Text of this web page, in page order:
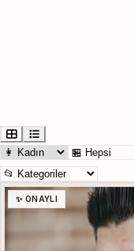
✨ ONAYLI